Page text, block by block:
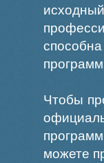
Чтобы
можете